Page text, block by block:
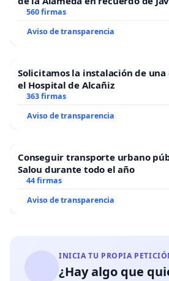
“Mazinger”
560 firmas
Aviso de transparencia
Solicitamos la instalación de
el Hospital de Alcañiz
363 firmas
Aviso de transparencia
Conseguir transporte urbano
Salou durante todo el año
44 firmas
Aviso de transparencia
INICIA TU PROPIA
¿Hay algo que